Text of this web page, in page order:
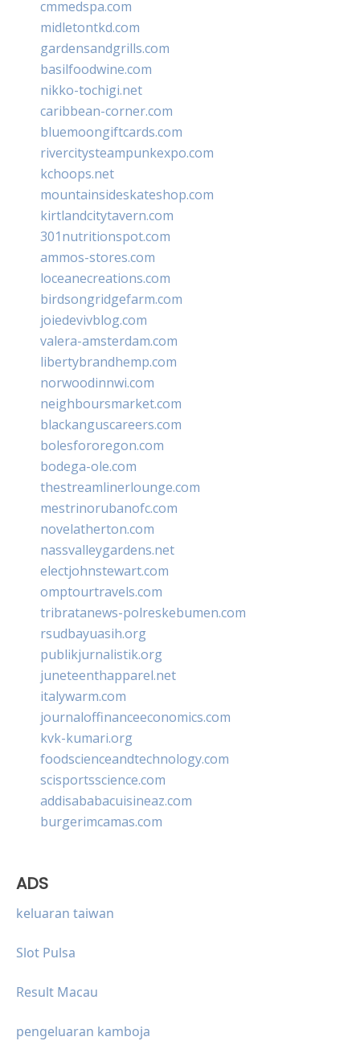
cmmedspa.com
midletontkd.com
gardensandgrills.com
basilfoodwine.com
nikko-tochigi.net
caribbean-corner.com
bluemoongiftcards.com
rivercitysteampunkexpo.com
kchoops.net
mountainsideskateshop.com
kirtlandcitytavern.com
301nutritionspot.com
ammos-stores.com
loceanecreations.com
birdsongridgefarm.com
joiedevivblog.com
valera-amsterdam.com
libertybrandhemp.com
norwoodinnwi.com
neighboursmarket.com
blackanguscareers.com
bolesfororegon.com
bodega-ole.com
thestreamlinerlounge.com
mestrinorubanofc.com
novelatherton.com
nassvalleygardens.net
electjohnstewart.com
omptourtravels.com
tribratanews-polreskebumen.com
rsudbayuasih.org
publikjurnalistik.org
juneteenthapparel.net
italywarm.com
journaloffinanceeconomics.com
kvk-kumari.org
foodscienceandtechnology.com
scisportsscience.com
addisababacuisineaz.com
burgerimcamas.com
ADS
keluaran taiwan
Slot Pulsa
Result Macau
pengeluaran kamboja